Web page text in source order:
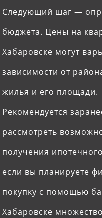
Следующий шаг —
бюджета. Цены на
Хабаровске могут
зависимости от
жилья и его площади.
Рекомендуется
рассмотреть
получения
если вы планируете
покупку с помощью
Хабаровске